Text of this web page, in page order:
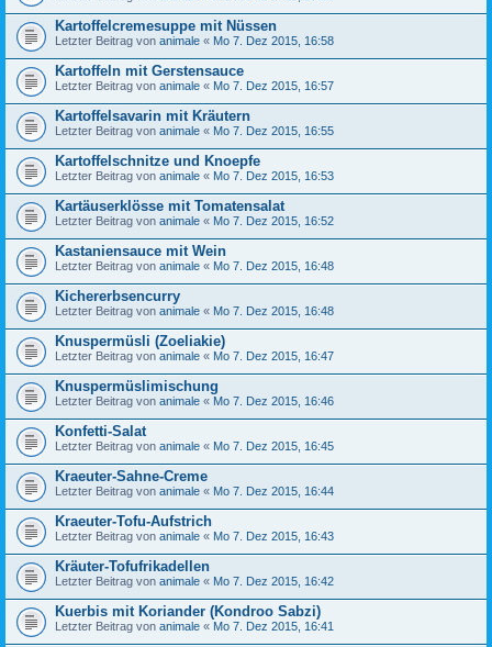
Kartoffelcremesuppe mit Nüssen
Letzter Beitrag von animale « Mo 7. Dez 2015, 16:58
Kartoffeln mit Gerstensauce
Letzter Beitrag von animale « Mo 7. Dez 2015, 16:57
Kartoffelsavarin mit Kräutern
Letzter Beitrag von animale « Mo 7. Dez 2015, 16:55
Kartoffelschnitze und Knoepfe
Letzter Beitrag von animale « Mo 7. Dez 2015, 16:53
Kartäuserklösse mit Tomatensalat
Letzter Beitrag von animale « Mo 7. Dez 2015, 16:52
Kastaniensauce mit Wein
Letzter Beitrag von animale « Mo 7. Dez 2015, 16:48
Kichererbsencurry
Letzter Beitrag von animale « Mo 7. Dez 2015, 16:48
Knuspermüsli (Zoeliakie)
Letzter Beitrag von animale « Mo 7. Dez 2015, 16:47
Knuspermüslimischung
Letzter Beitrag von animale « Mo 7. Dez 2015, 16:46
Konfetti-Salat
Letzter Beitrag von animale « Mo 7. Dez 2015, 16:45
Kraeuter-Sahne-Creme
Letzter Beitrag von animale « Mo 7. Dez 2015, 16:44
Kraeuter-Tofu-Aufstrich
Letzter Beitrag von animale « Mo 7. Dez 2015, 16:43
Kräuter-Tofufrikadellen
Letzter Beitrag von animale « Mo 7. Dez 2015, 16:42
Kuerbis mit Koriander (Kondroo Sabzi)
Letzter Beitrag von animale « Mo 7. Dez 2015, 16:41